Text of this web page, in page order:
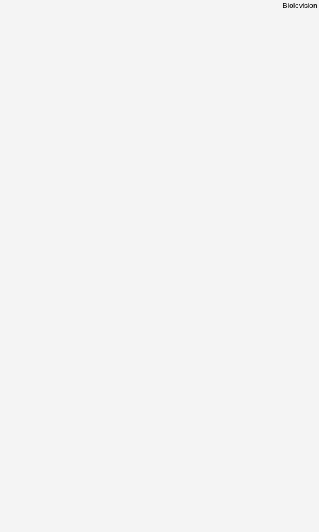
Biolovision